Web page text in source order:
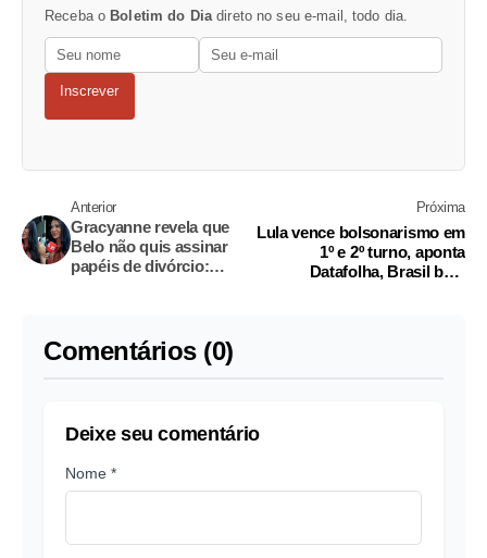
Receba o Boletim do Diadireto no seu e-mail, todo dia.
Inscrever
Anterior
Gracyanne revela que
Belo não quis assinar
papéis de divórcio:
Próxima
Lula vence bolsonarismo em
1º e 2º turno, aponta
Datafolha, Brasil bate
Comentários (0)
Deixe seu comentário
Nome *